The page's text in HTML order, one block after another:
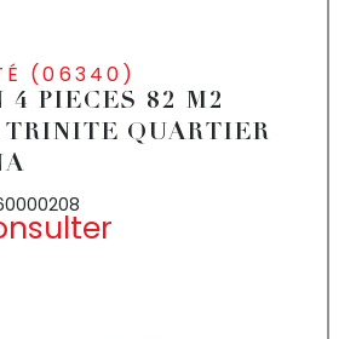
(06340)
4 PIECES 82 M2
QUARTIER